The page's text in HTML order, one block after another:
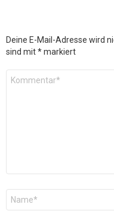
Deine E-Mail-Adresse wird
sind mit*markiert
Kommentar
Name